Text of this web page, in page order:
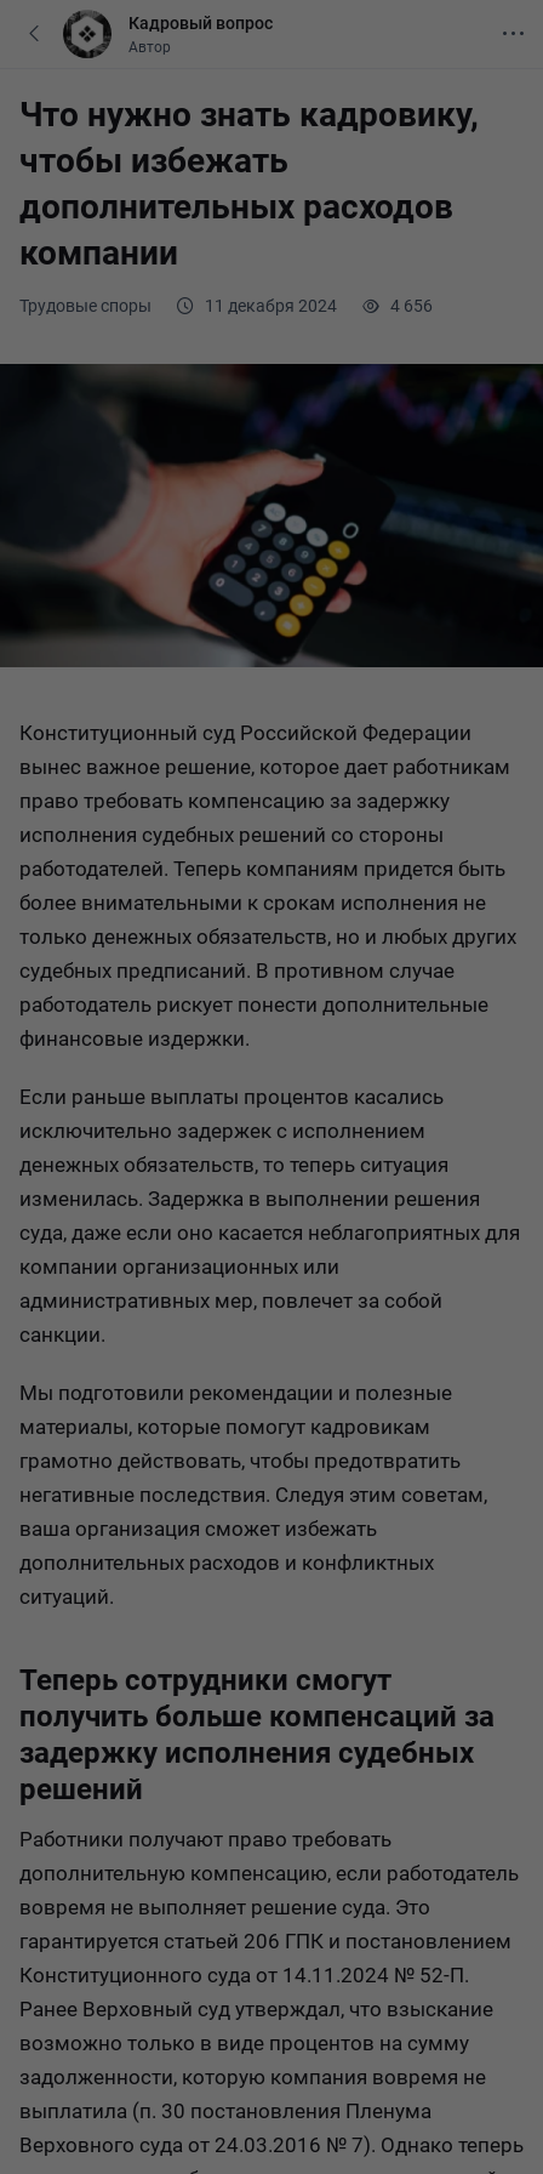
Трудовые споры 11 декабря 2024 4 656
Что нужно знать кадровику,
чтобы избежать
дополнительных расходов
компании
Конституционный суд Российской Федерации
вынес важное решение, которое дает работникам
право требовать компенсацию за задержку
исполнения судебных решений со стороны
работодателей. Теперь компаниям придется быть
более внимательными к срокам исполнения не
только денежных обязательств, но и любых других
судебных предписаний. В противном случае
работодатель рискует понести дополнительные
финансовые издержки.
Если раньше выплаты процентов касались
исключительно задержек с исполнением
денежных обязательств, то теперь ситуация
изменилась. Задержка в выполнении решения
суда, даже если оно касается неблагоприятных для
компании организационных или
административных мер, повлечет за собой
санкции.
Мы подготовили рекомендации и полезные
материалы, которые помогут кадровикам
грамотно действовать, чтобы предотвратить
негативные последствия. Следуя этим советам,
ваша организация сможет избежать
дополнительных расходов и конфликтных
ситуаций.
Теперь сотрудники смогут
получить больше компенсаций за
задержку исполнения судебных
решений
Работники получают право требовать
дополнительную компенсацию, если работодатель
вовремя не выполняет решение суда. Это
гарантируется статьей 206 ГПК и постановлением
Конституционного суда от 14.11.2024 № 52-П.
Ранее Верховный суд утверждал, что взыскание
возможно только в виде процентов на сумму
задолженности, которую компания вовремя не
выплатила (п. 30 постановления Пленума
Верховного суда от 24.03.2016 № 7). Однако теперь
Кадровый вопрос
Автор